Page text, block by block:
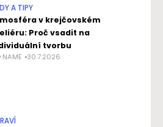
A TIPY
v krejčovském
Proč vsadit na
tvorbu
NAME 30.7.2026